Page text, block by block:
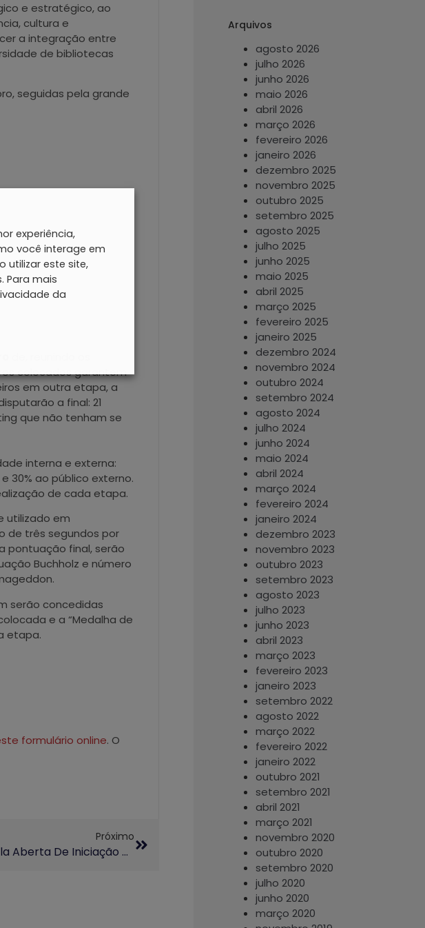
e estratégico, ao
cultura e
a integração entre
de bibliotecas
seguidas pela grande
colocados garantem
em outra etapa, a
a final: 21
que não tenham se
interna e externa:
30% ao público externo.
de cada etapa.
utilizado em
de três segundos por
pontuação final, serão
Buchholz e número
serão concedidas
e a “Medalha de
etapa.
formulário online. O
Próximo
CIS-Guanabara Recebe Aula Aberta De Iniciação À Caixa Do Divino
Arquivos
agosto 2026
julho 2026
junho 2026
maio 2026
abril 2026
março 2026
fevereiro 2026
janeiro 2026
dezembro 2025
novembro 2025
outubro 2025
setembro 2025
agosto 2025
julho 2025
junho 2025
maio 2025
abril 2025
março 2025
fevereiro 2025
janeiro 2025
dezembro 2024
novembro 2024
outubro 2024
setembro 2024
agosto 2024
julho 2024
junho 2024
maio 2024
abril 2024
março 2024
fevereiro 2024
janeiro 2024
dezembro 2023
novembro 2023
outubro 2023
setembro 2023
agosto 2023
julho 2023
junho 2023
abril 2023
março 2023
fevereiro 2023
janeiro 2023
setembro 2022
agosto 2022
março 2022
fevereiro 2022
janeiro 2022
outubro 2021
setembro 2021
abril 2021
março 2021
novembro 2020
outubro 2020
setembro 2020
julho 2020
junho 2020
março 2020
experiência,
você interage em
utilizar este site,
Para mais
da